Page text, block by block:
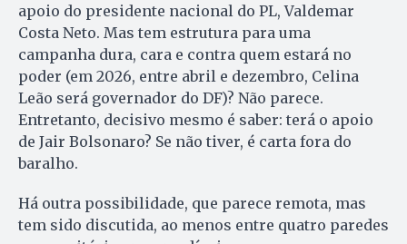
apoio do presidente nacional do PL, Valdemar
Costa Neto. Mas tem estrutura para uma
campanha dura, cara e contra quem estará no
poder (em 2026, entre abril e dezembro, Celina
Leão será governador do DF)? Não parece.
Entretanto, decisivo mesmo é saber: terá o apoio
de Jair Bolsonaro? Se não tiver, é carta fora do
baralho.
Há outra possibilidade, que parece remota, mas
tem sido discutida, ao menos entre quatro paredes